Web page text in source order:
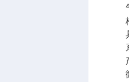
气
核
具
系
产
微